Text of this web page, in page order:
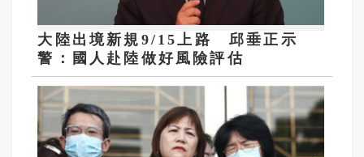
大陸出境新規9/15上路 邱垂正示
警：國人赴陸做好風險評估